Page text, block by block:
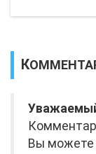
Вы можете